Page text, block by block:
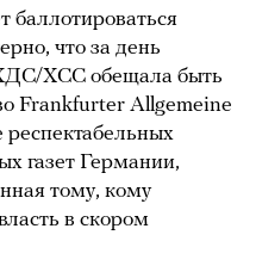
баллотироваться
что за день
ХСС обещала быть
Frankfurter Allgemeine
газет Германии,
тому, кому
в скором